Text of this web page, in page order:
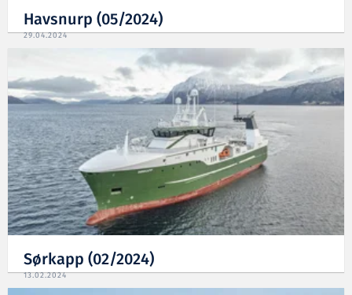
Havsnurp (05/2024)
29.04.2024
Sørkapp (02/2024)
13.02.2024